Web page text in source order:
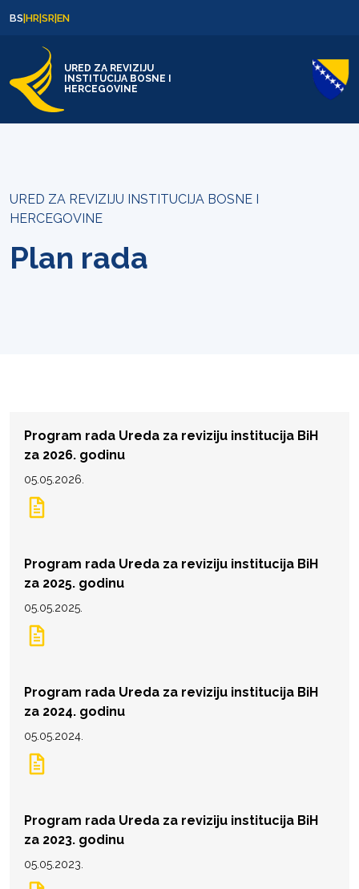
BS|HR|SR|EN
URED ZA REVIZIJU
INSTITUCIJA BOSNE I
HERCEGOVINE
URED ZA REVIZIJU INSTITUCIJA BOSNE I
HERCEGOVINE
Plan rada
Program rada Ureda za reviziju institucija BiH
za 2026. godinu
05.05.2026.
Program rada Ureda za reviziju institucija BiH
za 2025. godinu
05.05.2025.
Program rada Ureda za reviziju institucija BiH
za 2024. godinu
05.05.2024.
Program rada Ureda za reviziju institucija BiH
za 2023. godinu
05.05.2023.